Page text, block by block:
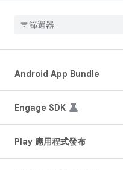
Android App Bundle
Engage SDK
Play 應用程式發布